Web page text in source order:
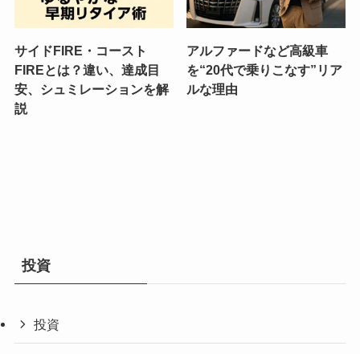
サイドFIRE・コースト
FIREとは？違い、達成目
安、シュミレーションを解
説
アルファードなど高級車
を“20代で乗りこなす”リア
ルな理由
投資
投資